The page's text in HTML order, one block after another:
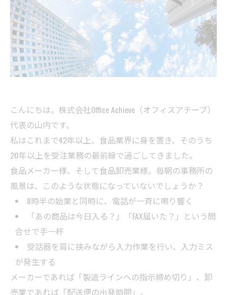
こんにちは。株式会社Office Achieve（オフィスアチーブ）
代表の山内です。
私はこれまで42年以上、食品業界に身を置き、そのうち
20年以上を受注業務の最前線で過ごしてきました。
食品メーカー様、そして食品卸売業様。毎朝の事務所の
風景は、このような状態になっていないでしょうか？
8時半の始業と同時に、電話が一斉に鳴り響く
「あの商品は今日入る？」「FAX届いた？」という問
合せで手一杯
受話器を肩に挟みながら入力作業を行い、入力ミス
が発生する
メーカーであれば「製造ラインへの指示締め切り」、卸
売業であれば「配送便の出発時間」。